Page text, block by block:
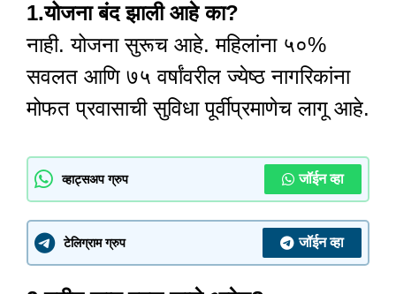
1.योजना बंद झाली आहे का?
नाही. योजना सुरूच आहे. महिलांना ५०%
सवलत आणि ७५ वर्षांवरील ज्येष्ठ नागरिकांना
मोफत प्रवासाची सुविधा पूर्वीप्रमाणेच लागू आहे.
व्हाट्सअप ग्रुप जॉईन व्हा
टेलिग्राम ग्रुप जॉईन व्हा